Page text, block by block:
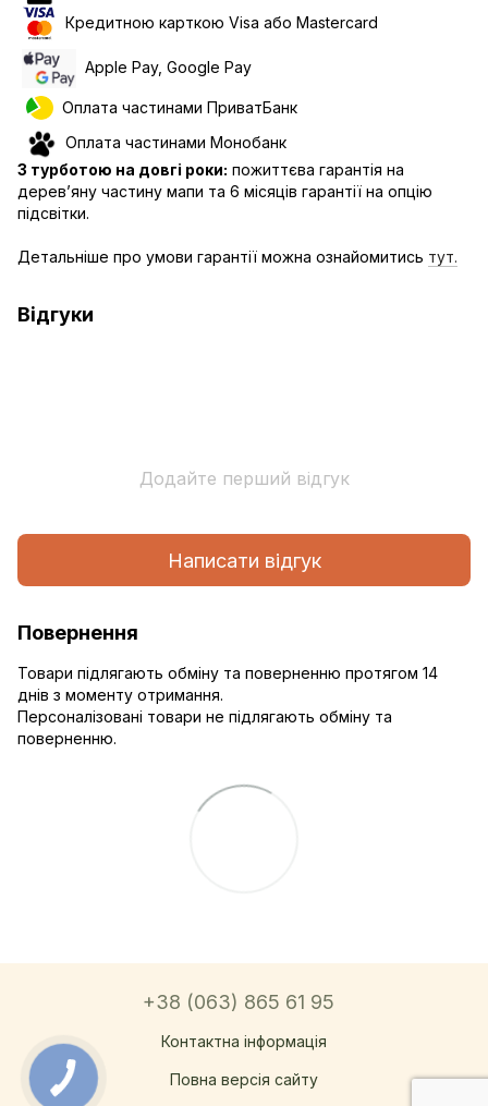
Кредитною карткою Visa або Mastercard
Apple Pay, Google Pay
Оплата частинами ПриватБанк
Оплата частинами Монобанк
З турботою на довгі роки: пожиттєва гарантія на
дерев’яну частину мапи та 6 місяців гарантії на опцію
підсвітки.
Детальніше про умови гарантії можна ознайомитись тут.
Відгуки
Додайте перший відгук
Написати відгук
Повернення
Товари підлягають обміну та поверненню протягом 14
днів з моменту отримання.
Персоналізовані товари не підлягають обміну та
поверненню.
+38 (063) 865 61 95
Контактна інформація
Повна версія сайту